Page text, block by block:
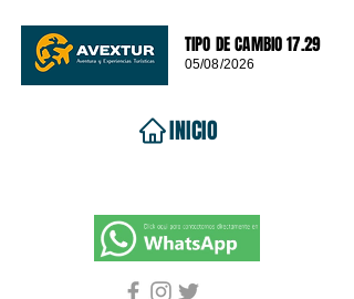
TIPO DE CAMBIO 17.29
05/08/2026
INICIO